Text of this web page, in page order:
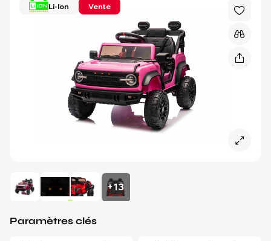
Li-Ion Vente
+13
Paramètres clés